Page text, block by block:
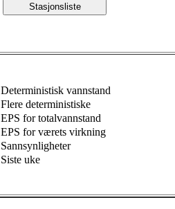
Stasjonsliste
Deterministisk vannstand
Flere deterministiske
EPS for totalvannstand
EPS for værets virkning
Sannsynligheter
Siste uke